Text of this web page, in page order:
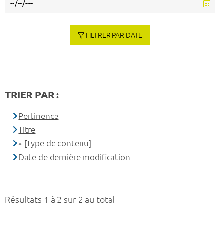
Résultats 1 à 2 sur 2 au total
FILTRER PAR DATE
TRIER PAR :
Pertinence
Titre
[Type de contenu]
Date de dernière modification